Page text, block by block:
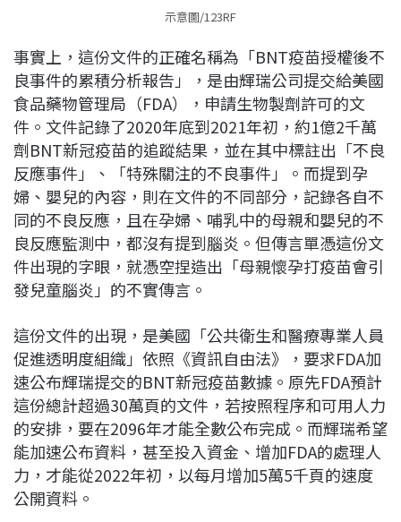
示意圖/123RF
事實上，這份文件的正確名稱為「BNT疫苗授權後不
良事件的累積分析報告」，是由輝瑞公司提交給美國
食品藥物管理局（FDA），申請生物製劑許可的文
件。文件記錄了2020年底到2021年初，約1億2千萬
劑BNT新冠疫苗的追蹤結果，並在其中標註出「不良
反應事件」、「特殊關注的不良事件」。而提到孕
婦、嬰兒的內容，則在文件的不同部分，記錄各自不
同的不良反應，且在孕婦、哺乳中的母親和嬰兒的不
良反應監測中，都沒有提到腦炎。但傳言單憑這份文
件出現的字眼，就憑空捏造出「母親懷孕打疫苗會引
發兒童腦炎」的不實傳言。
這份文件的出現，是美國「公共衛生和醫療專業人員
促進透明度組織」依照《資訊自由法》，要求FDA加
速公布輝瑞提交的BNT新冠疫苗數據。原先FDA預計
這份總計超過30萬頁的文件，若按照程序和可用人力
的安排，要在2096年才能全數公布完成。而輝瑞希望
能加速公布資料，甚至投入資金、增加FDA的處理人
力，才能從2022年初，以每月增加5萬5千頁的速度
公開資料。